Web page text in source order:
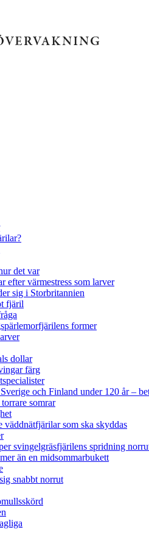
det var
efter värmestress som larver
sig i Storbritannien
fjäril
former
dollar
färg
och Finland under 120 år–
somrar
väddnätfjärilar som ska skyddas
svingelgräsfjärilens spridning
än en midsommarbukett
snabbt norrut